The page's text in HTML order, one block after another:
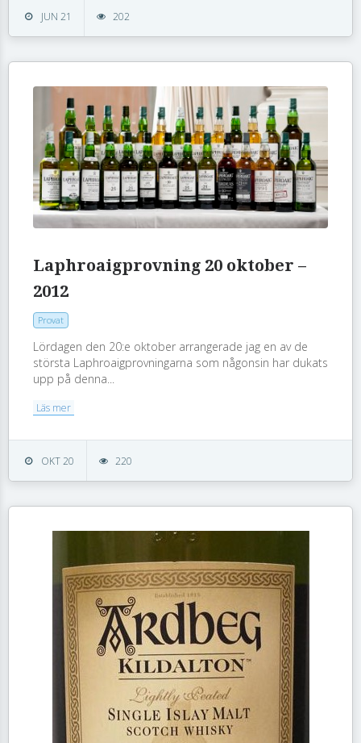
JUN 21 202
Laphroaigprovning 20 oktober –
2012
Provat
Lördagen den 20:e oktober arrangerade jag en av de
största Laphroaigprovningarna som någonsin har dukats
upp på denna...
Läs mer
OKT 20 220